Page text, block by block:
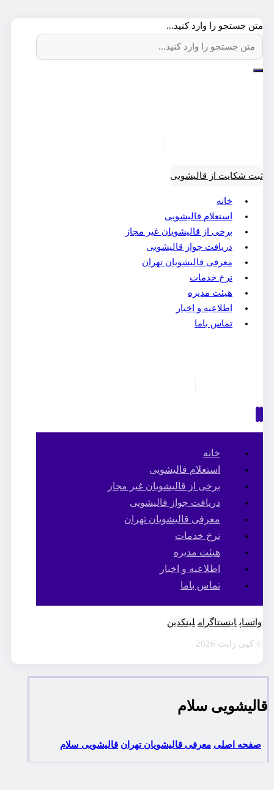
متن جستجو را وارد کنید...
ثبت شکایت از قالیشویی
خانه
استعلام قالیشویی
برخی از قالیشویان غیر مجاز
دریافت جواز قالیشویی
معرفی قالیشویان تهران
نرخ خدمات
هیئت مدیره
اطلاعیه و اخبار
تماس باما
خانه
استعلام قالیشویی
برخی از قالیشویان غیر مجاز
دریافت جواز قالیشویی
معرفی قالیشویان تهران
نرخ خدمات
هیئت مدیره
اطلاعیه و اخبار
تماس باما
واتساپ اینستاگرام لینکدین
© کپی رایت 2026
قالیشویی سلام
صفحه اصلی معرفی قالیشویان تهران قالیشویی سلام